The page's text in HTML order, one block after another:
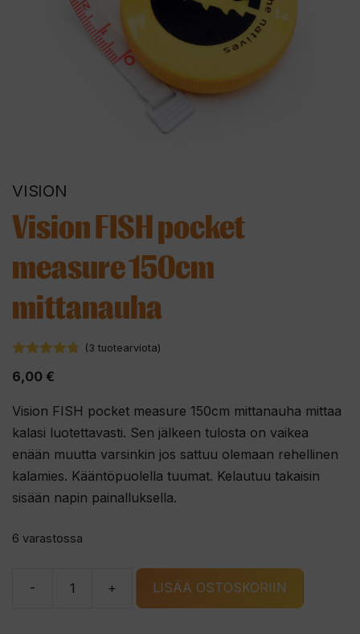
VISION
Vision FISH pocket
measure 150cm
mittanauha
(3 tuotearviota)
6,00 €
Vision FISH pocket measure 150cm mittanauha mittaa
kalasi luotettavasti. Sen jälkeen tulosta on vaikea
enään muutta varsinkin jos sattuu olemaan rehellinen
kalamies. Kääntöpuolella tuumat. Kelautuu takaisin
sisään napin painalluksella.
6 varastossa
-
Vision
+ LISÄÄ OSTOSKORIIN